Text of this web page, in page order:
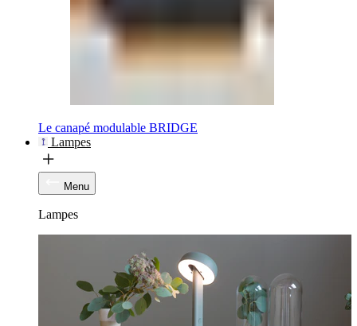
Le canapé modulable BRIDGE
Lampes
Menu
Lampes